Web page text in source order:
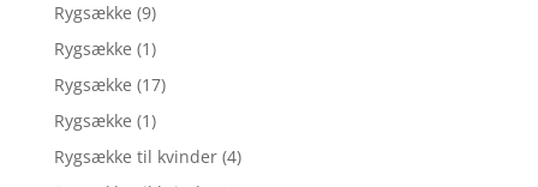
Rygsække (9)
Rygsække (1)
Rygsække (17)
Rygsække (1)
Rygsække til kvinder (4)